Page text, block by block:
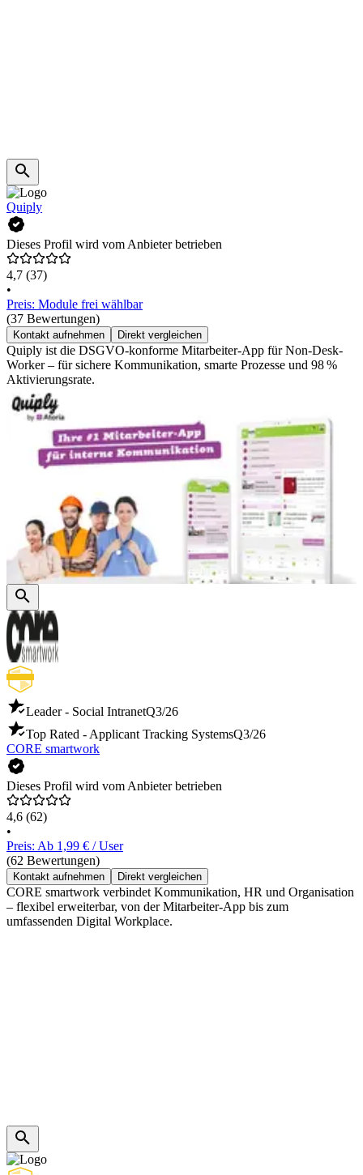
Quiply
Dieses Profil wird vom Anbieter betrieben
4,7 (37)
•
Preis: Module frei wählbar
(37 Bewertungen)
Kontakt aufnehmen Direkt vergleichen
Quiply ist die DSGVO-konforme Mitarbeiter-App für Non-Desk-
Worker – für sichere Kommunikation, smarte Prozesse und 98 %
Aktivierungsrate.
Leader - Social IntranetQ3/26
Top Rated - Applicant Tracking SystemsQ3/26
CORE smartwork
Dieses Profil wird vom Anbieter betrieben
4,6 (62)
•
Preis: Ab 1,99 € / User
(62 Bewertungen)
Kontakt aufnehmen Direkt vergleichen
CORE smartwork verbindet Kommunikation, HR und Organisation
– flexibel erweiterbar, von der Mitarbeiter-App bis zum
umfassenden Digital Workplace.